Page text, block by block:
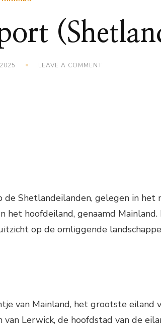
LEAVE A COMMENT
Shetlandeilanden, gelegen in het
hoofdeiland, genaamd
op de omliggende
van Mainland, het grootste eiland
Lerwick, de hoofdstad van de